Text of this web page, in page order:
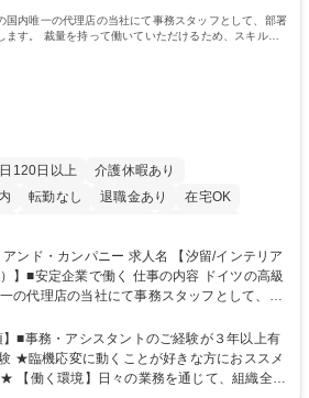
国内唯一の代理店の当社にて事務スタッフとして、部署
す。 裁量を持って働いていただけるため、スキルア
120日以上
介護休暇あり
転勤なし 退職金あり
在宅OK
ー 求人名 【汐留/インテリア
働く 仕事の内容 ドイツの高級
の代理店の当社にて事務スタッフとして、部
いたします。 裁量を持って働いていただける
■サンプルの
類作成（会議資料、お客様宛請求書、支払書
等） ■ショールームアテンド・運営・予約業
■事務・アシスタントのご経験が３年以上有
★臨機応変に動くことが好きな方におススメ
体